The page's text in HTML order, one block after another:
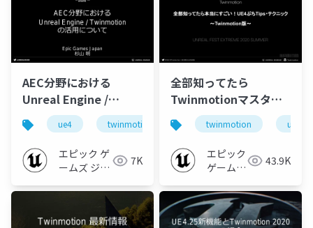
AEC分野における
Unreal Engine /
Twinmotionの活用に
ついて【Archi Future
2020】
ue4 twinmotion ue-nongame
エピック ゲ
ームズ ジャ
7K
全部知ってたら
Twinmotionマスタ
ー！Twinmotionのぷ
ちTips・テクニック
【UNREAL FEST
EXTREME 2020
SUMMER】
twinmotion unreal
エピック
ゲームズ
43.9K